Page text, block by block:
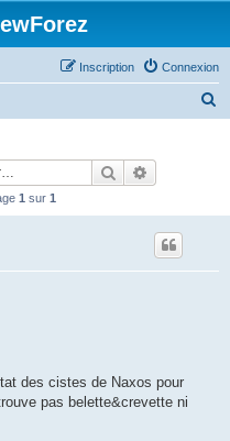
Connexion
Inscription
Rechercher
1 sur 1
des cistes de Naxos pour
pas belette&crevette ni